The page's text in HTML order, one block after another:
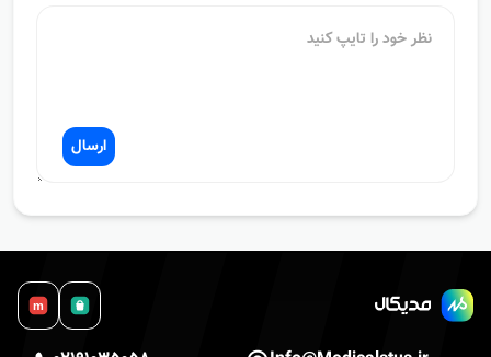
ارسال
m